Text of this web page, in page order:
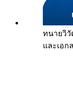
ทนายวิ
และเอก